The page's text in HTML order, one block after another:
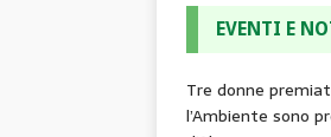
EVENTI E
Tre donne
l’Ambiente sono